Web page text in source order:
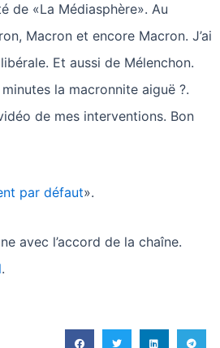
de «La Médiasphère». Au
Macron et encore Macron. J’ai
Et aussi de Mélenchon.
la macronnite aiguë ?.
de mes interventions. Bon
par défaut».
avec l’accord de la chaîne.
.